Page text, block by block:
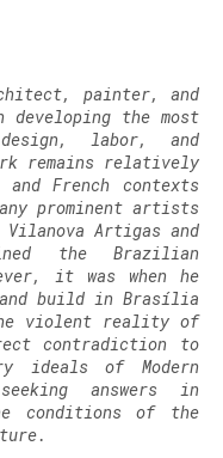
painter, and
the most
labor, and
remains relatively
French contexts
prominent artists
Artigas and
the Brazilian
it was when he
build in Brasília
violent reality of
contradiction to
ideals of Modern
answers in
conditions of the